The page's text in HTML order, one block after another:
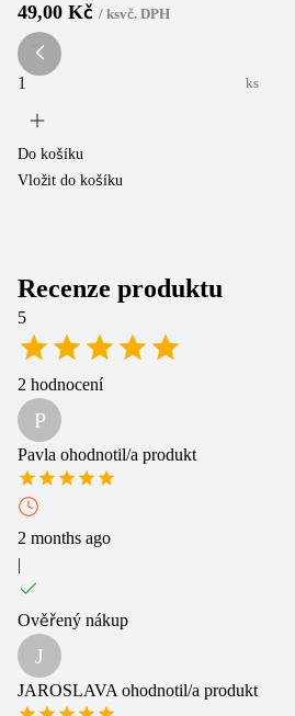
49,00 Kč / ksvč. DPH
ks
Do košíku
Vložit do košíku
Recenze produktu
5
2 hodnocení
P
Pavla ohodnotil/a produkt
2 months ago
|
Ověřený nákup
J
JAROSLAVA ohodnotil/a produkt